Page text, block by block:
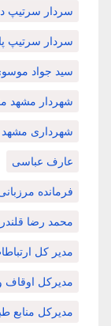
سردار سرتیپ
سردار سرتیپ
سید جواد
شهردار مشهد
شهرداری مشهد
عارف عباسی
فرمانده
محمد رضا
مدیر کل
مدیرکل اوقاف
مدیرکل منابع